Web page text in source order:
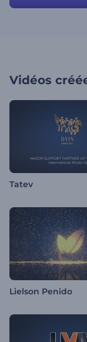
Vidéos
Tatev
Lielson Penido